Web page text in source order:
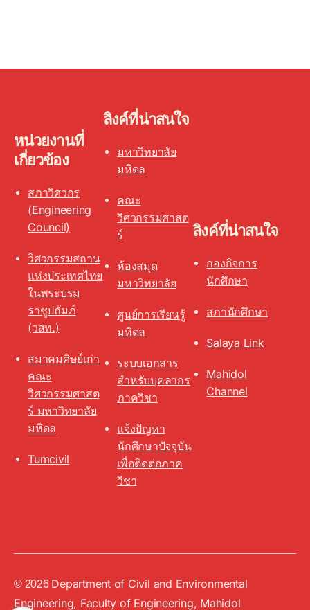
หน่วยงานที่
เกี่ยวข้อง
สภาวิศวกร
(Engineering
Council)
วิศวกรรมสถาน
แห่งประเทศไทย
ในพระบรม
ราชูปถัมภ์
(วสท.)
สมาคมศิษย์เก่า
คณะ
วิศวกรรมศาสต
ร์ มหาวิทยาลัย
มหิดล
Tumcivil
ลิงค์ที่น่าสนใจ
มหาวิทยาลัย
มหิดล
คณะ
วิศวกรรมศาสต
ร์
ห้องสมุด
มหาวิทยาลัย
ศูนย์การเรียนรู้
มหิดล
ระบบเอกสาร
สำหรับบุคลากร
ภาควิชา
แจ้งปัญหา
นักศึกษาปัจจุบัน
เพื่อติดต่อภาค
วิชา
ลิงค์ที่น่าสนใจ
กองกิจการ
นักศึกษา
สภานักศึกษา
Salaya Link
Mahidol
Channel
© 2026 Department of Civil and Environmental
Engineering, Faculty of Engineering, Mahidol